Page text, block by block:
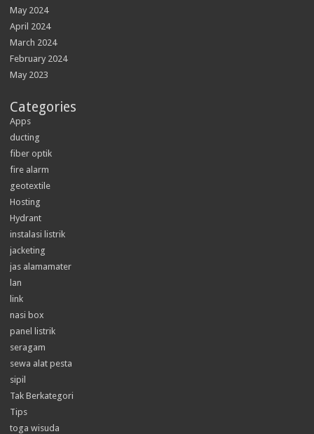
May 2024
April 2024
March 2024
February 2024
May 2023
Categories
Apps
ducting
fiber optik
fire alarm
geotextile
Hosting
Hydrant
instalasi listrik
jacketing
jas alamamater
lan
link
nasi box
panel listrik
seragam
sewa alat pesta
sipil
Tak Berkategori
Tips
toga wisuda